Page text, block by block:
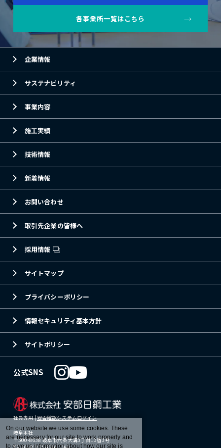
各事業所一覧はこちら
企業情報
サステナビリティ
事業内容
施工実績
技術情報
新着情報
お問い合わせ
取引先企業の皆様へ
採用情報
サイトマップ
プライバシーポリシー
情報セキュリティ基本方針
サイトポリシー
公式SNS
社員専用 |安否確認システムログイン
岐阜本社
〒500-8638 岐阜市六条大溝3丁目13番3号
On our website we use some cookies. These
are necessary for our site to work properly and
to give us information about how our site is